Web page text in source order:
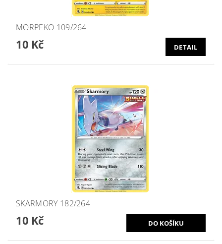
MORPEKO 109/264
10 Kč DETAIL
SKARMORY 182/264
10 Kč